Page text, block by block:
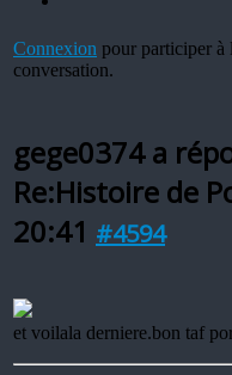
Connexion pour participer à
conversation.
gege0374 a
Re:Histoire de
20:41 #4594
et voilala derniere.bon taf